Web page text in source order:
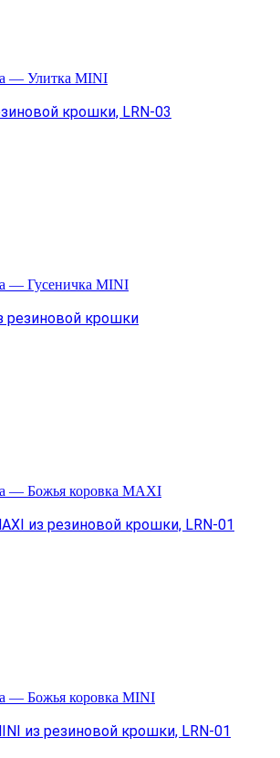
крошки, LRN-03
резиновой крошки
из резиновой крошки, LRN-01
из резиновой крошки, LRN-01